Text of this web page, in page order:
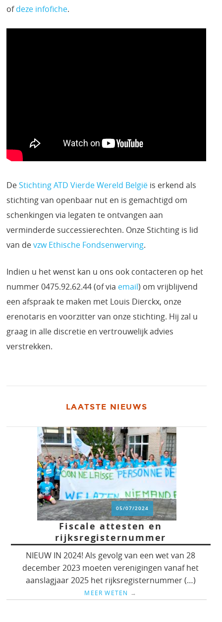
ofdeze infofiche.
DeStichting ATD Vierde Wereld België is erkend als
stichting van openbaar nut en is gemachtigd om
schenkingen via legaten te ontvangen aan
verminderde successierechten. Onze Stichting is lid
van devzw Ethische Fondsenwerving.
Indien u het wenst kan u ons ook contacteren op het
nummer 0475.92.62.44 (of via email) om vrijblijvend
een afspraak te maken met Louis Dierckx, onze
erenotaris en voorzitter van onze stichting. Hij zal u
graag in alle discretie en vertrouwelijk advies
verstrekken.
LAATSTE NIEUWS
05/07/2024
Fiscale attesten en
rijksregisternummer
NIEUW IN 2024! Als gevolg van een wet van 28
december 2023 moeten verenigingen vanaf het
aanslagjaar 2025 het rijksregisternummer (…)
MEER WETEN →